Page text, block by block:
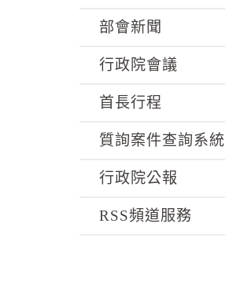
部會新聞
行政院會議
首長行程
質詢案件查詢系統
行政院公報
RSS頻道服務